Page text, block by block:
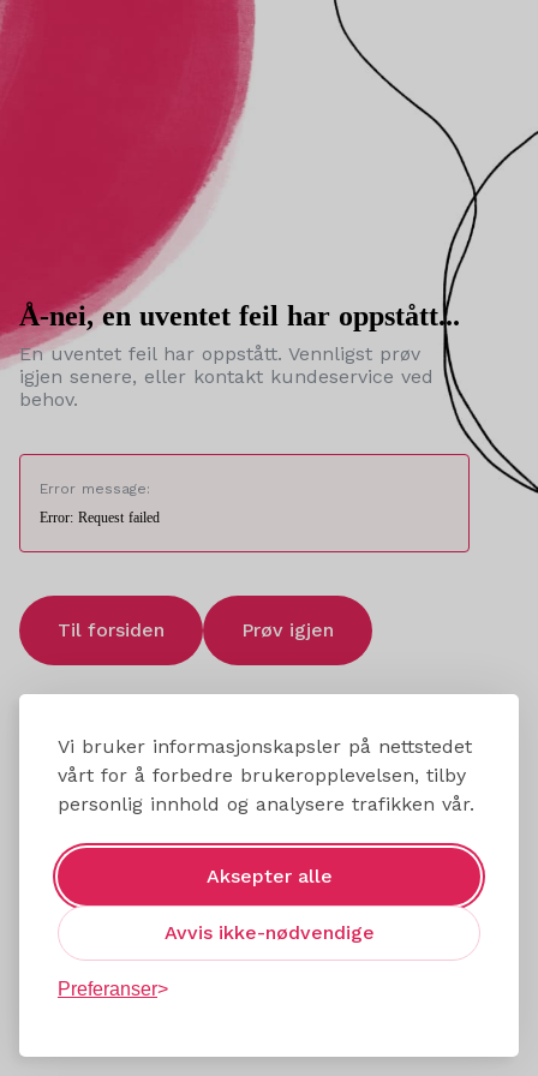
Vi bruker informasjonskapsler på nettstedet
vårt for å forbedre brukeropplevelsen, tilby
personlig innhold og analysere trafikken vår.
Aksepter alle
Avvis ikke-nødvendige
Preferanser
Å-nei, en uventet feil har oppstått...
En uventet feil har oppstått. Vennligst prøv
igjen senere, eller kontakt kundeservice ved
behov.
Error message:
Error: Request failed
Til forsiden Prøv igjen